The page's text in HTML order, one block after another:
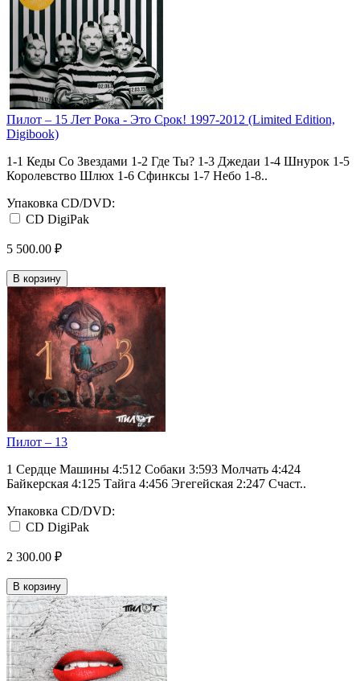
Пилот ‎– 15 Лет Рока - Это Срок! 1997-2012 (Limited Edition,
Digibook)
1-1 Кеды Со Звездами 1-2 Где Ты? 1-3 Джедаи 1-4 Шнурок 1-5
Королевство Шлюх 1-6 Сфинксы 1-7 Небо 1-8..
Упаковка CD/DVD:
CD DigiPak
5 500.00 ₽
В корзину
Пилот ‎– 13
1 Сердце Машины 4:512 Собаки 3:593 Молчать 4:424
Байкерская 4:125 Тайга 4:456 Эгегейская 2:247 Счаст..
Упаковка CD/DVD:
CD DigiPak
2 300.00 ₽
В корзину